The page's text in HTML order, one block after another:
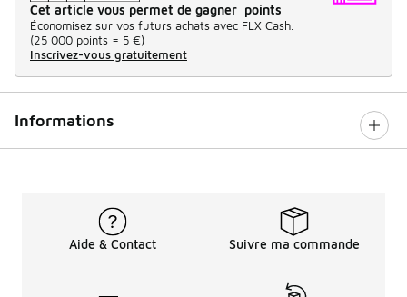
Cet article vous permet de gagner points
Économisez sur vos futurs achats avec FLX Cash.
(25 000 points = 5 €)
Inscrivez-vous gratuitement
Informations
Aide & Contact Suivre ma commande